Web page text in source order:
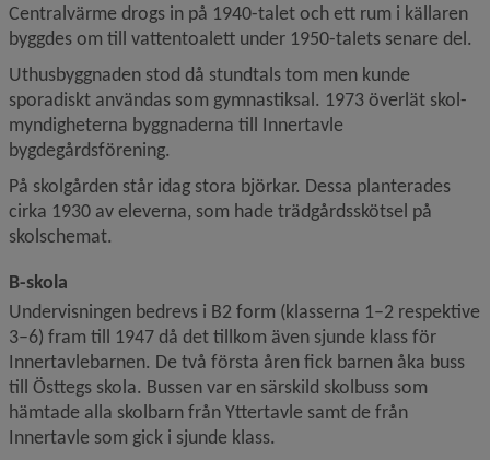
Centralvärme drogs in på 1940-talet och ett rum i källaren
byggdes om till vattentoalett under 1950-talets senare del.
Uthusbyggnaden stod då stundtals tom men kunde
sporadiskt användas som gymnastiksal. 1973 överlät skol­
myndigheterna byggnaderna till Innertavle
bygdegårdsförening.
På skolgården står idag stora björkar. Dessa planterades
cirka 1930 av eleverna, som hade trädgårdsskötsel på
skolschemat.
B-skola
Undervisningen bedrevs i B2 form (klasserna 1–2 respektive
3–6) fram till 1947 då det tillkom även sjunde klass för
Innertavlebarnen. De två första åren fick barnen åka buss
till Östtegs skola. Bussen var en särskild skolbuss som
hämtade alla skolbarn från Yttertavle samt de från
Innertavle som gick i sjunde klass.